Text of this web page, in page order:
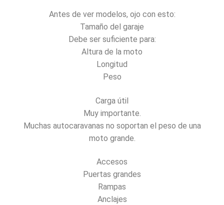
Antes de ver modelos, ojo con esto:
Tamaño del garaje
Debe ser suficiente para:
Altura de la moto
Longitud
Peso
Carga útil
Muy importante.
Muchas autocaravanas no soportan el peso de una
moto grande.
Accesos
Puertas grandes
Rampas
Anclajes